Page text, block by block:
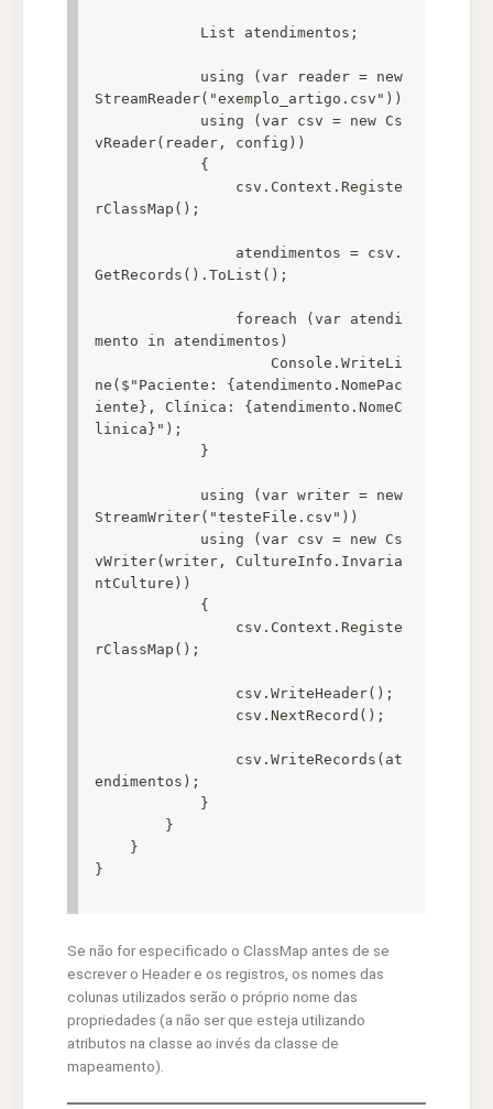
StreamReader("exemplo_artigo.csv"))
vReader(reader, config))
rClassMap();
GetRecords().ToList();
mento in atendimentos)
ne($"Paciente: {atendimento.NomePac
iente}, Clínica: {atendimento.NomeC
linica}");
StreamWriter("testeFile.csv"))
vWriter(writer, CultureInfo.Invaria
ntCulture))
rClassMap();
endimentos);
Se não for especificado o ClassMap antes de se
escrever o Header e os registros, os nomes das
colunas utilizados serão o próprio nome das
propriedades (a não ser que esteja utilizando
atributos na classe ao invés da classe de
mapeamento).